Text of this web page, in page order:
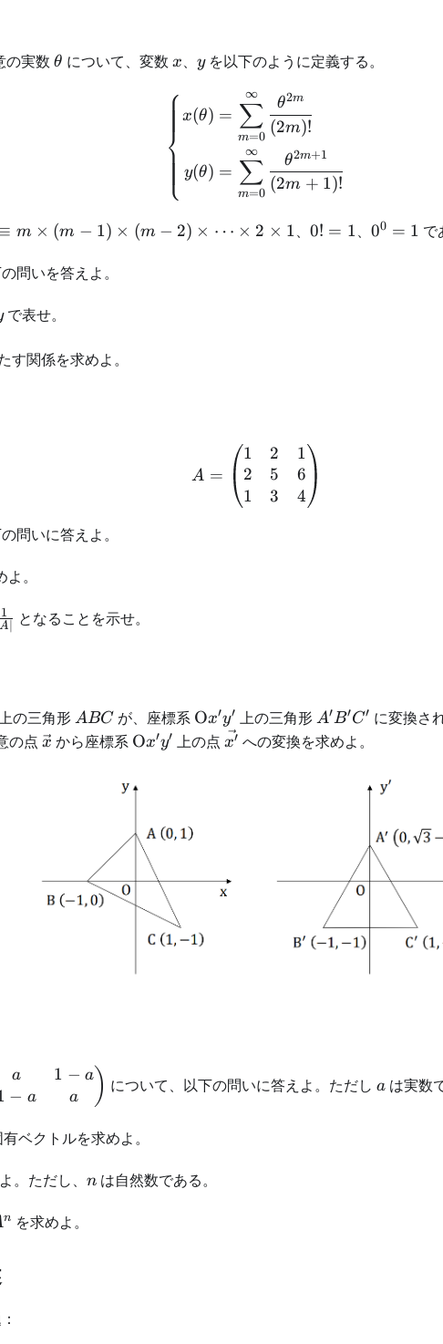
の実数 \theta
θ について、変数 x
x、 y
yを以下のように定義する。
\left\{
⎩
⎨
⎧ x(θ)
y(θ)
=
m=0
∑
∞
(2m)!
θ2m
=
m=0
∑
∞
(2m + 1)!
θ2m+1
m × (m − 1) × (m − 2) × ⋯ × 2 × 1、 0!
0! = 1、 0^0
00 = 1 で
問いを答えよ。
で表せ。
す関係を求めよ。
A=\begin{pmatrix} 1
A =
1
2
1
2
5
3
1
6
4
問いに答えよ。
。
A
1 となることを示せ。
の三角形 ABC
A BC が、座標系 \text{O}x'y'
Ox′y′ 上の三角形 A'B'C'
A′ B′C′ に変換さ
の点 \vec{x}
x から座標系 \text{O}x'y'
Ox′y′ 上の点\vec{x'}
x′ への変換を求めよ。
\\ 1-a & a
a
− a
1 − a
a
) について、以下の問いに答えよ。ただしa は実数
ベクトルを求めよ。
。ただし、 n
n は自然数である。
n を求めよ。